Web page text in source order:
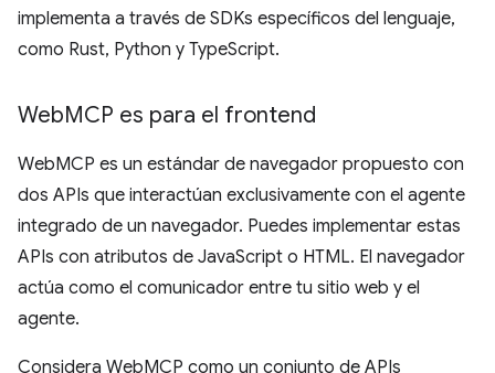
implementa a través de SDKs específicos del lenguaje,
como Rust, Python y TypeScript.
WebMCP es para el frontend
WebMCP es un estándar de navegador propuesto con
dos APIs que interactúan exclusivamente con el agente
integrado de un navegador. Puedes implementar estas
APIs con atributos de JavaScript o HTML. El navegador
actúa como el comunicador entre tu sitio web y el
agente.
Considera WebMCP como un conjunto de APIs